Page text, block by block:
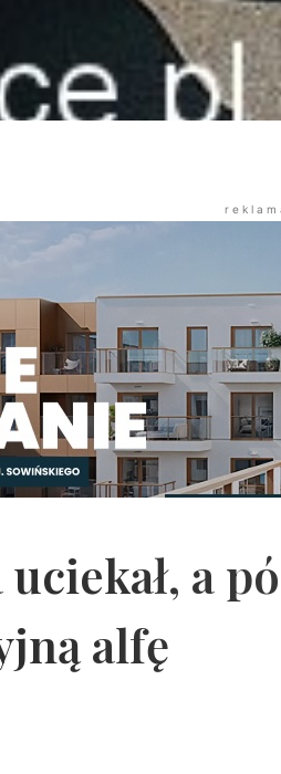
r e k l a m
a
alfę